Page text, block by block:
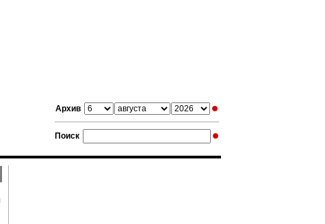
Архив
Поиск